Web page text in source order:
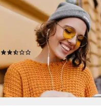
FORCELL
Stereo für Apple iPhone
Anschluss 8-pin Weiß In-Ear-
(9)
15,90 € 24,90 €
-36%
lieferbar - in 4-5 Werktagen bei dir